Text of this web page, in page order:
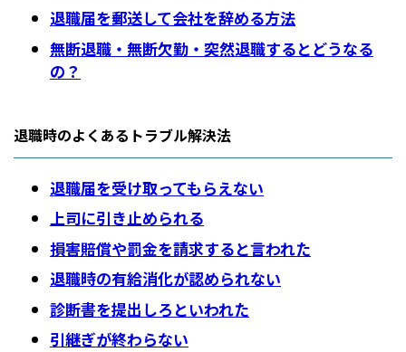
退職届を郵送して会社を辞める方法
無断退職・無断欠勤・突然退職するとどうなる
の？
退職時のよくあるトラブル解決法
退職届を受け取ってもらえない
上司に引き止められる
損害賠償や罰金を請求すると言われた
退職時の有給消化が認められない
診断書を提出しろといわれた
引継ぎが終わらない